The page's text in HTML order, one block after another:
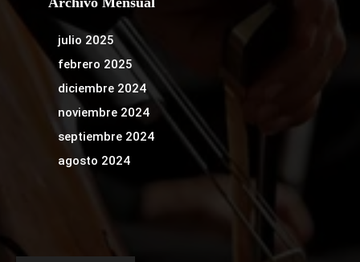
julio 2025
febrero 2025
diciembre 2024
noviembre 2024
septiembre 2024
agosto 2024